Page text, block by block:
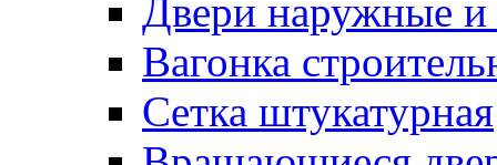
Двери наружные и
Вагонка
Сетка штукатурная